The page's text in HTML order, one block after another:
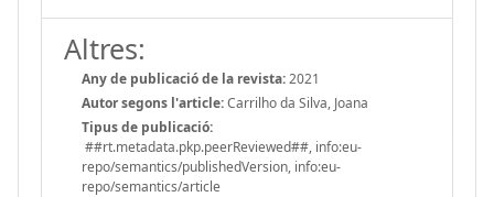
Altres:
Any de publicació de la revista:2021
Autor segons l'article:Carrilho da Silva, Joana
Tipus de publicació:
##rt.metadata.pkp.peerReviewed##, info:eu-
repo/semantics/publishedVersion, info:eu-
repo/semantics/article